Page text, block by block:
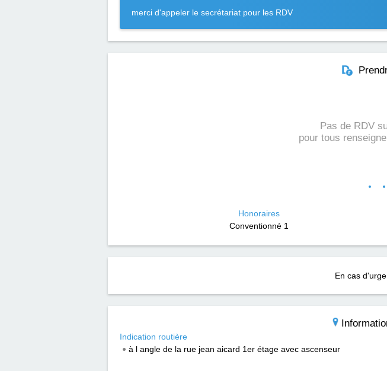
merci d'appeler le secrétariat pour les RDV
Pas de RDV
pour tous
Honoraires
Conventionné 1
En cas
Indication routière
à l angle de la rue jean aicard 1er étage avec ascenseur